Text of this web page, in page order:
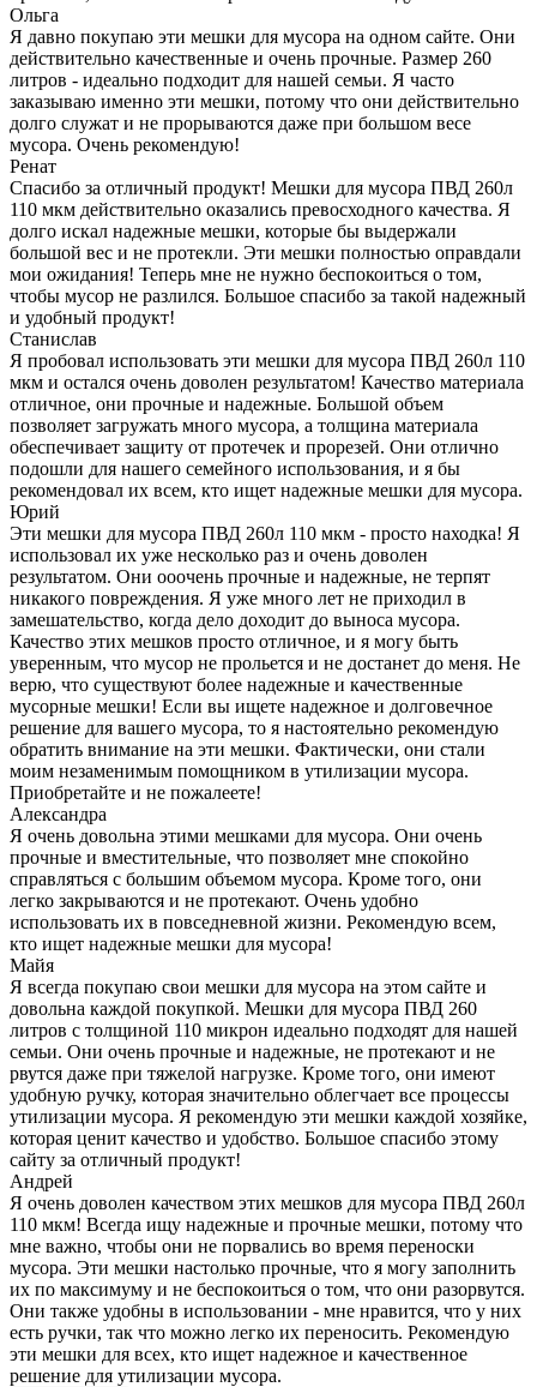
Ольга
Я давно покупаю эти мешки для мусора на одном сайте. Они
действительно качественные и очень прочные. Размер 260
литров - идеально подходит для нашей семьи. Я часто
заказываю именно эти мешки, потому что они действительно
долго служат и не прорываются даже при большом весе
мусора. Очень рекомендую!
Ренат
Спасибо за отличный продукт! Мешки для мусора ПВД 260л
110 мкм действительно оказались превосходного качества. Я
долго искал надежные мешки, которые бы выдержали
большой вес и не протекли. Эти мешки полностью оправдали
мои ожидания! Теперь мне не нужно беспокоиться о том,
чтобы мусор не разлился. Большое спасибо за такой надежный
и удобный продукт!
Станислав
Я пробовал использовать эти мешки для мусора ПВД 260л 110
мкм и остался очень доволен результатом! Качество материала
отличное, они прочные и надежные. Большой объем
позволяет загружать много мусора, а толщина материала
обеспечивает защиту от протечек и прорезей. Они отлично
подошли для нашего семейного использования, и я бы
рекомендовал их всем, кто ищет надежные мешки для мусора.
Юрий
Эти мешки для мусора ПВД 260л 110 мкм - просто находка! Я
использовал их уже несколько раз и очень доволен
результатом. Они ооочень прочные и надежные, не терпят
никакого повреждения. Я уже много лет не приходил в
замешательство, когда дело доходит до выноса мусора.
Качество этих мешков просто отличное, и я могу быть
уверенным, что мусор не прольется и не достанет до меня. Не
верю, что существуют более надежные и качественные
мусорные мешки! Если вы ищете надежное и долговечное
решение для вашего мусора, то я настоятельно рекомендую
обратить внимание на эти мешки. Фактически, они стали
моим незаменимым помощником в утилизации мусора.
Приобретайте и не пожалеете!
Александра
Я очень довольна этими мешками для мусора. Они очень
прочные и вместительные, что позволяет мне спокойно
справляться с большим объемом мусора. Кроме того, они
легко закрываются и не протекают. Очень удобно
использовать их в повседневной жизни. Рекомендую всем,
кто ищет надежные мешки для мусора!
Майя
Я всегда покупаю свои мешки для мусора на этом сайте и
довольна каждой покупкой. Мешки для мусора ПВД 260
литров с толщиной 110 микрон идеально подходят для нашей
семьи. Они очень прочные и надежные, не протекают и не
рвутся даже при тяжелой нагрузке. Кроме того, они имеют
удобную ручку, которая значительно облегчает все процессы
утилизации мусора. Я рекомендую эти мешки каждой хозяйке,
которая ценит качество и удобство. Большое спасибо этому
сайту за отличный продукт!
Андрей
Я очень доволен качеством этих мешков для мусора ПВД 260л
110 мкм! Всегда ищу надежные и прочные мешки, потому что
мне важно, чтобы они не порвались во время переноски
мусора. Эти мешки настолько прочные, что я могу заполнить
их по максимуму и не беспокоиться о том, что они разорвутся.
Они также удобны в использовании - мне нравится, что у них
есть ручки, так что можно легко их переносить. Рекомендую
эти мешки для всех, кто ищет надежное и качественное
решение для утилизации мусора.